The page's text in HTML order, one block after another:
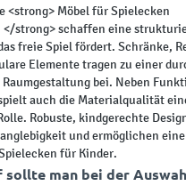
<strong> Möbel für Spielecken
</strong> schaffen eine
freie Spiel fördert. Schränke,
Elemente tragen zu einer
bei. Neben
auch die Materialqualität
Robuste, kindgerechte
und ermöglichen
für Kinder.
sollte man bei der